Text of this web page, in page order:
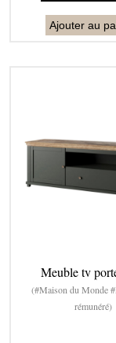
Ajouter au
Meuble tv
(#Maison du Monde
rémunéré)